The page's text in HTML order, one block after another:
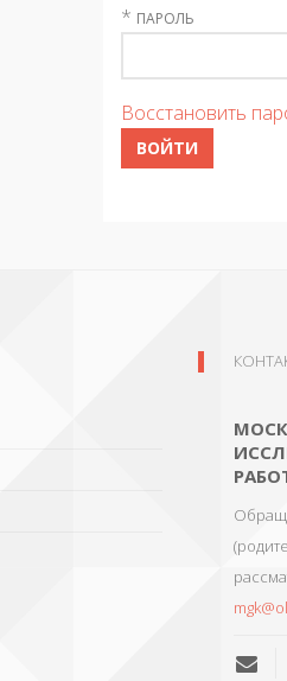
* ПАРОЛЬ
Восстановить
ВОЙТИ